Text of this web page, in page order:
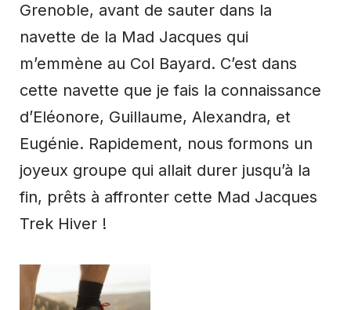
Grenoble, avant de sauter dans la
navette de la Mad Jacques qui
m’emmène au Col Bayard. C’est dans
cette navette que je fais la connaissance
d’Eléonore, Guillaume, Alexandra, et
Eugénie. Rapidement, nous formons un
joyeux groupe qui allait durer jusqu’à la
fin, prêts à affronter cette Mad Jacques
Trek Hiver !